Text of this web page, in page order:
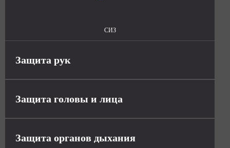
СИЗ
Защита рук
Защита головы и лица
Защита органов дыхания